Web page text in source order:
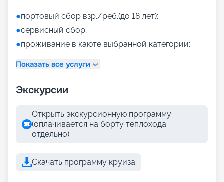
●портовый сбор взр./реб.(до 18 лет);
●сервисный сбор;
●проживание в каюте выбранной категории;
Показать все услуги
Экскурсии
Открыть экскурсионную программу
(оплачивается на борту теплохода
отдельно)
Скачать программу круиза